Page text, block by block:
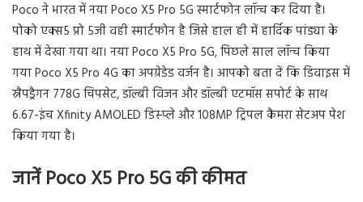
Poco ने भारत में नया Poco X5 Pro 5G स्मार्टफोन लॉन्च कर दिया है।
पोको एक्स5 प्रो 5जी वही स्मार्टफोन है जिसे हाल ही में हार्दिक पांड्या के
हाथ में देखा गया था। नया Poco X5 Pro 5G, पिछले साल लॉन्च किया
गया Poco X5 Pro 4G का अपग्रेडेड वर्जन है। आपको बता दें कि डिवाइस में
स्नैपड्रैगन 778G चिपसेट, डॉल्बी विजन और डॉल्बी एटमॉस सपोर्ट के साथ
6.67-इंच Xfinity AMOLED डिस्प्ले और 108MP ट्रिपल कैमरा सेटअप पेश
किया गया है।
जानें Poco X5 Pro 5G की कीमत